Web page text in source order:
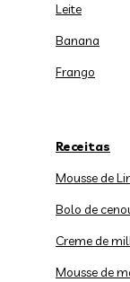
Leite
Banana
Frango
Receitas
Mousse de
Bolo de
Creme de
Mousse de